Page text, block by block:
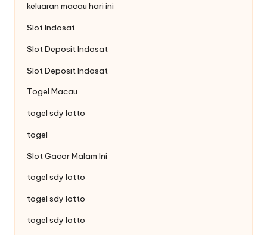
keluaran macau hari ini
Slot Indosat
Slot Deposit Indosat
Slot Deposit Indosat
Togel Macau
togel sdy lotto
togel
Slot Gacor Malam Ini
togel sdy lotto
togel sdy lotto
togel sdy lotto